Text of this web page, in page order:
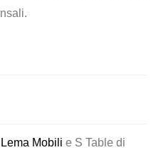
Lema Mobili e S Table di